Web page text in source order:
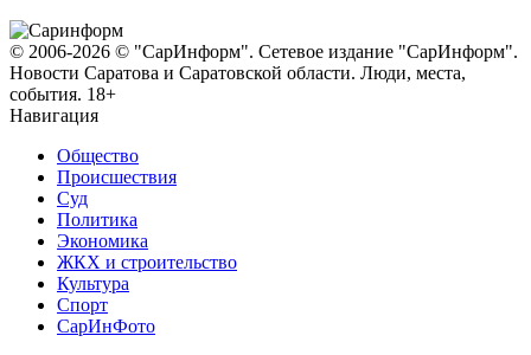
© 2006-2026 © "СарИнформ". Сетевое издание "СарИнформ".
Новости Саратова и Саратовской области. Люди, места,
события. 18+
Навигация
Общество
Происшествия
Суд
Политика
Экономика
ЖКХ и строительство
Культура
Спорт
СарИнФото